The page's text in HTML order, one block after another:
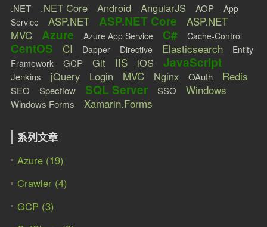
.NET .NET Core Android AngularJS AOP
App
Service
ASP.NET ASP.NET Core
ASP.NET
MVC
Azure Azure App Service C# Cache-Control
CentOS CI Dapper Directive Elasticsearch
Entity
Framework
GCP Git IIS iOS JavaScript
Jenkins jQuery Login MVC Nginx OAuth Redis
SEO Specflow SQL Server SSO Windows
Windows Forms Xamarin.Forms
系列文章
Azure (19)
Crawler (4)
GCP (3)